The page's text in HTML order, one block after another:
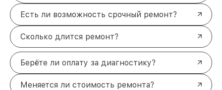
Есть ли возможность срочный ремонт?
Сколько длится ремонт?
Берёте ли оплату за диагностику?
Меняется ли стоимость ремонта?